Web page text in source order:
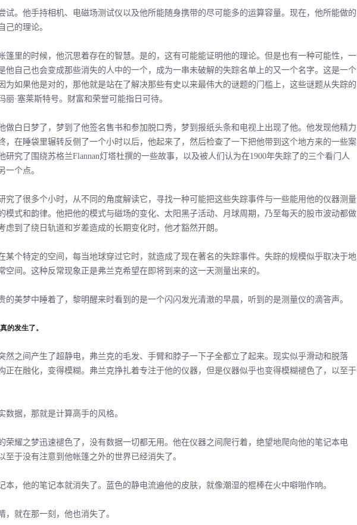
。他手持相机、电磁场测试仪以及他所能随身携带的尽可能多的运算容量。现在，他所能做的
己的理论。
里的时候，他沉思着存在的智慧。是的，这有可能能证明他的理论。但是也有一种可能性，一
他自己也会变成那些消失的人中的一个，成为一串未破解的失踪名单上的又一个名字。这是一个
为如果他是对的，那他就是站在了解决那些有史以来最伟大的谜题的门槛上，这些谜题从失踪的
丽·塞莱斯特号。财富和荣誉可能指日可待。
白日梦了，梦到了他签名售书和参加脱口秀，梦到报纸头条和电视上出现了他。他发现他精力
，在睡袋里辗转反侧了一个小时以后，他起来了，然后检查了一下把他带到这个地方来的一些案
研究了围绕苏格兰Flannan灯塔杜撰的一些故事，以及被人们认为在1900年失踪了的三个看门人
个点。
了很多个小时，从不同的角度解读它，寻找一种可能把这些失踪事件与一些能用他的仪器测量
模式和韵律。他把他的模式与磁场的变化、太阳黑子活动、月球周期，乃至每天的股市波动都做
虑到了绕日轨道和岁差造成的长期变化时，他才豁然开朗。
个特定的空间，每当地球穿过它时，就造成了现在著名的失踪事件。失踪的规模似乎取决于地
空间。这种反常现象正是弗兰克希望在即将到来的这一天测量出来的。
美梦中睡着了，黎明醒来时看到的是一个闪闪发光清澈的早晨，听到的是测量仪的滴答声。
的发生了。
之间产生了超静电，弗兰克的毛发、手臂和脖子一下子全都立了起来。现实似乎滑动和脱落
正在融化，变得模糊。弗兰克挣扎着专注于他的仪器，但是仪器似乎也变得模糊褪色了，以至于
据，那就是计算高手的风格。
耀之梦迅速褪色了，没有数据一切都无用。他在仪器之间爬行着，绝望地爬向他的笔记本电
至于没有注意到他帐篷之外的世界已经消失了。
，他的笔记本就消失了。蓝色的静电流遍他的皮肤，就像潮湿的棍棒在火中噼啪作响。
就在那一刻，他也消失了。